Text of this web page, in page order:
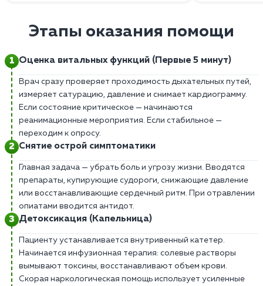
Этапы оказания помощи
Оценка витальных функций (Первые 5 минут)
Врач сразу проверяет проходимость дыхательных путей,
измеряет сатурацию, давление и снимает кардиограмму.
Если состояние критическое — начинаются
реанимационные мероприятия. Если стабильное —
переходим к опросу.
Снятие острой симптоматики
Главная задача — убрать боль и угрозу жизни. Вводятся
препараты, купирующие судороги, снижающие давление
или восстанавливающие сердечный ритм. При отравлении
опиатами вводится антидот.
Детоксикация (Капельница)
Пациенту устанавливается внутривенный катетер.
Начинается инфузионная терапия: солевые растворы
вымывают токсины, восстанавливают объем крови.
Скорая наркологическая помощь использует усиленные